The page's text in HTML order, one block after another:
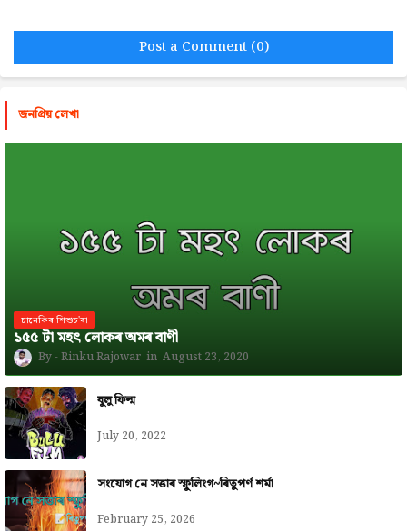
Post a Comment (0)
জনপ্রিয় লেখা
চানেকিৰ শিশুচ'ৰা
১৫৫ টা মহৎ লোকৰ অমৰ বাণী
Rinku Rajowar August 23, 2020
বুলু ফিল্ম
July 20, 2022
সংযোগ নে সত্তাৰ স্ফুলিংগ~ৰিতুপৰ্ণ শৰ্মা
February 25, 2026